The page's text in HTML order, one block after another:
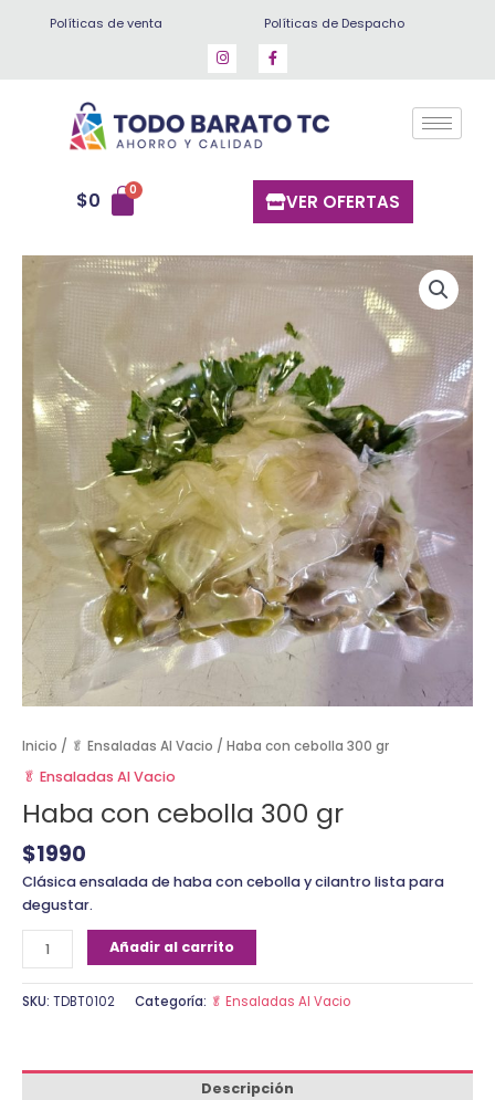
Políticas de venta Políticas de Despacho
$0 VER OFERTAS
Inicio / 🥬 Ensaladas Al Vacio / Haba con cebolla 300 gr
🥬 Ensaladas Al Vacio
Haba con cebolla 300 gr
$1990
Clásica ensalada de haba con cebolla y cilantro lista para
degustar.
Haba
con
cantidad
Añadir al carrito
SKU: TDBT0102 Categoría: 🥬 Ensaladas Al Vacio
Descripción